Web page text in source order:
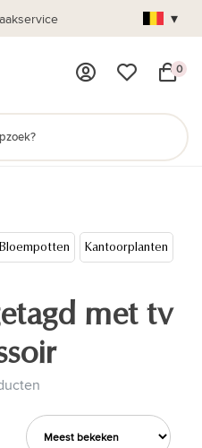
▾
0
Bloempotten Kantoorplanten
met tv